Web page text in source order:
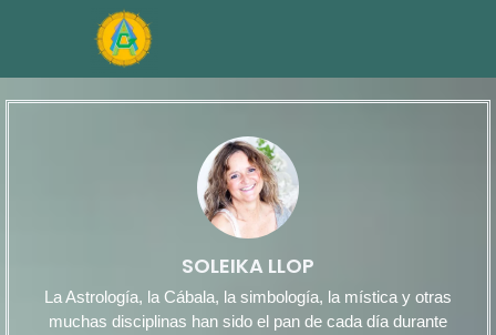
SOLEIKA LLOP
La Astrología, la Cábala, la simbología, la mística y otras
muchas disciplinas han sido el pan de cada día durante